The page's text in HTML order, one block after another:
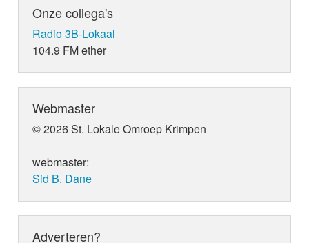
Onze collega's
Radio 3B-Lokaal
104.9 FM ether
Webmaster
© 2026 St. Lokale Omroep Krimpen
webmaster:
Sid B. Dane
Adverteren?